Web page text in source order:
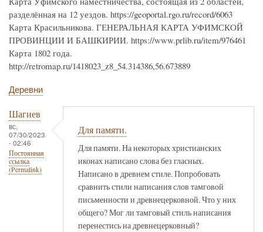
разделённая на 12 уездов. https://geoportal.rgo.ru/record/6063
Карта Красильникова. ГЕНЕРАЛЬНАЯ КАРТА УФИМСКОЙ
ПРОВИНЦИИ И БАШКИРИИ. https://www.prlib.ru/item/976461
Карта 1802 года.
http://retromap.ru/1418023_z8_54.314386,56.673889
Деревни
Шагиев
вс,
07/30/2023
- 02:46
Постоянная
ссылка
(Permalink)
Для памяти.
Для памяти. На некоторых христианских
иконах написано слова без гласных.
Написано в древнем стиле. Попробовать
сравнить стили написания слов тамговой
письменности и древнецерковной. Что у них
общего? Мог ли тамговый стиль написания
перенестись на древнецерковный?